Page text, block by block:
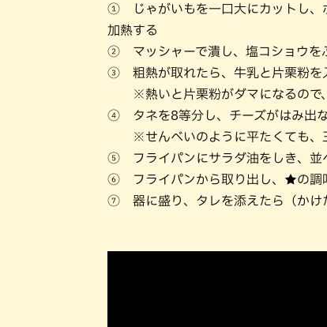
① じゃがいもを一口大にカットし、
加熱する
② マッシャーで潰し、塩コショウを
③ 粗熱が取れたら、牛乳と片栗粉を
※熱いと片栗粉がダマになるので
④ タネを8等分し、チーズがはみ出
※せんべいのように平たくても、
⑤ フライパンにサラダ油をしき、並
⑥ フライパンから取り出し、★の調
⑦ 器に盛り、タレを添えたら（かけ